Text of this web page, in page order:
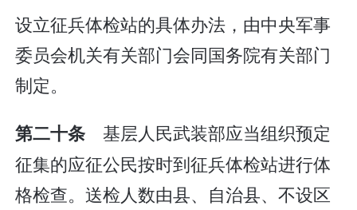
设立征兵体检站的具体办法，由中央军事
委员会机关有关部门会同国务院有关部门
制定。
第二十条 基层人民武装部应当组织预定
征集的应征公民按时到征兵体检站进行体
格检查。送检人数由县、自治县、不设区